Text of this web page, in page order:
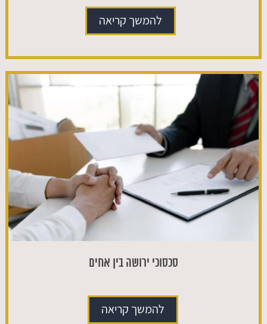
להמשך קריאה
סכסוכי ירושה בין אחים
להמשך קריאה